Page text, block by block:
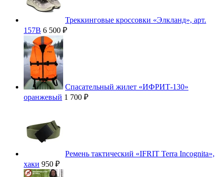
Треккинговые кроссовки «Элкланд», арт.
157В 6 500 ₽
Спасательный жилет «ИФРИТ-130»
оранжевый 1 700 ₽
Ремень тактический «IFRIT Terra Incognita»,
хаки 950 ₽